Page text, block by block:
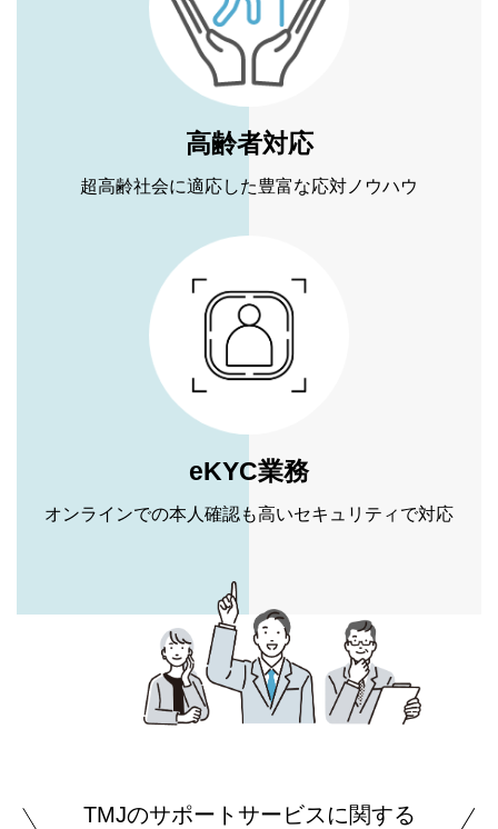
高齢者対応
超高齢社会に適応した豊富な応対ノウハウ
eKYC業務
オンラインでの本人確認も高いセキュリティで対応
TMJのサポートサービスに関する